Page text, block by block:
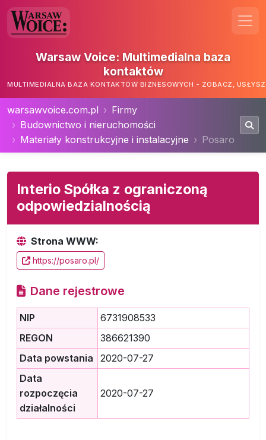
Warsaw Voice: Multimedialna baza
kontaktów
MULTIMEDIALNA BAZA KONTAKTÓW BIZNESOWYCH - ZOBACZ,
warsawvoice.com.pl
Firmy
Budownictwo i nieruchomości
Materiały konstrukcyjne i instalacyjne
Posaro
Interio Spółka z ograniczoną
odpowiedzialnością
Strona WWW:
https://posaro.pl/
Dane rejestrowe
NIP
6731908533
REGON
386621390
Data powstania
2020-07-27
Data
rozpoczęcia
działalności
2020-07-27